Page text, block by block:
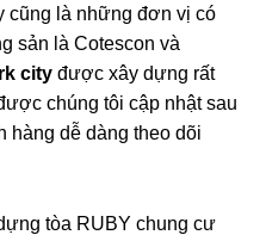
cũng là những đơn vị có
sản là Cotescon và
city được xây dựng rất
chúng tôi cập nhật sau
hàng dễ dàng theo dõi
tòa RUBY chung cư